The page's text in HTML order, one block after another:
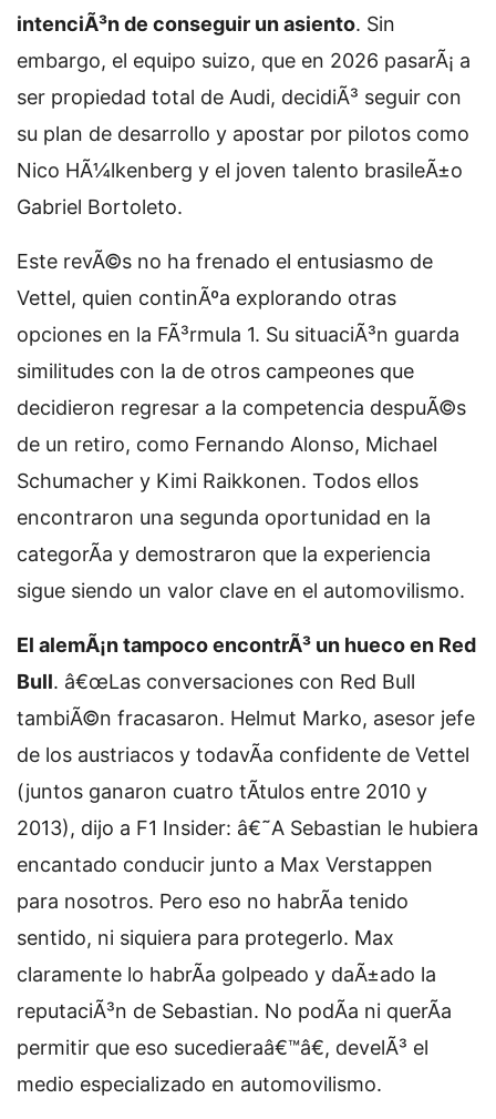
intenciÃ³n de conseguir un asiento. Sin
embargo, el equipo suizo, que en 2026 pasarÃ¡ a
ser propiedad total de Audi, decidiÃ³ seguir con
su plan de desarrollo y apostar por pilotos como
Nico HÃ¼lkenberg y el joven talento brasileÃ±o
Gabriel Bortoleto.
Este revÃ©s no ha frenado el entusiasmo de
Vettel, quien continÃºa explorando otras
opciones en la FÃ³rmula 1. Su situaciÃ³n guarda
similitudes con la de otros campeones que
decidieron regresar a la competencia despuÃ©s
de un retiro, como Fernando Alonso, Michael
Schumacher y Kimi Raikkonen. Todos ellos
encontraron una segunda oportunidad en la
categorÃ­a y demostraron que la experiencia
sigue siendo un valor clave en el automovilismo.
El alemÃ¡n tampoco encontrÃ³ un hueco en Red
Bull. â€œLas conversaciones con Red Bull
tambiÃ©n fracasaron. Helmut Marko, asesor jefe
de los austriacos y todavÃ­a confidente de Vettel
(juntos ganaron cuatro tÃ­tulos entre 2010 y
2013), dijo a F1 Insider: â€˜A Sebastian le hubiera
encantado conducir junto a Max Verstappen
para nosotros. Pero eso no habrÃ­a tenido
sentido, ni siquiera para protegerlo. Max
claramente lo habrÃ­a golpeado y daÃ±ado la
reputaciÃ³n de Sebastian. No podÃ­a ni querÃ­a
permitir que eso sucedieraâ€™â€, develÃ³ el
medio especializado en automovilismo.